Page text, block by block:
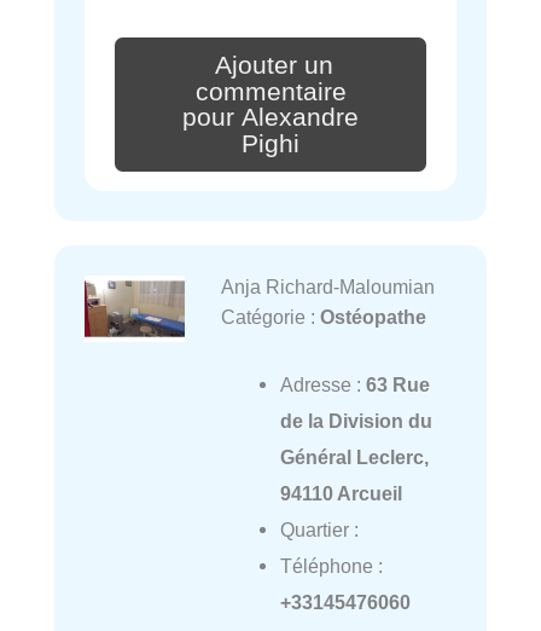
Ajouter un
commentaire
pour Alexandre
Pighi
Anja Richard-Maloumian
Catégorie : Ostéopathe
Adresse : 63 Rue
de la Division du
Général Leclerc,
94110 Arcueil
Quartier :
Téléphone :
+33145476060